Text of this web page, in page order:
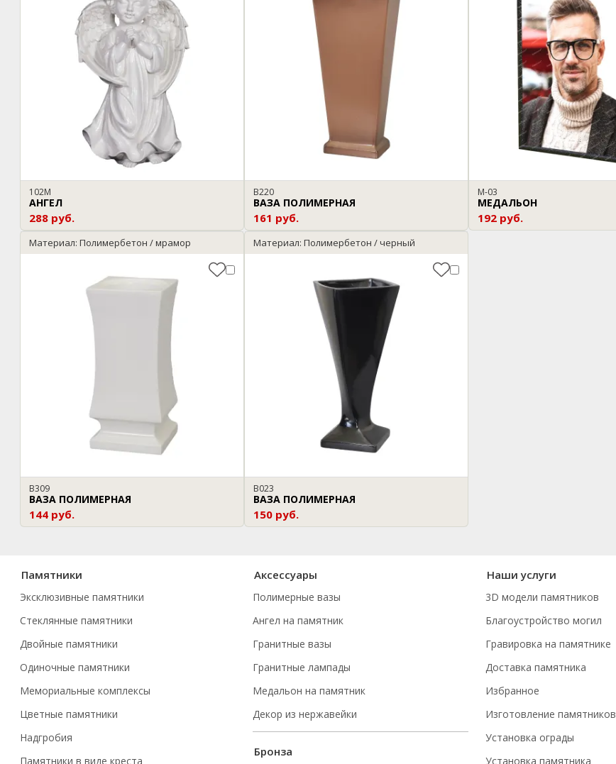
102М
АНГЕЛ
288 руб.
В220
ВАЗА ПОЛИМЕРНАЯ
161 руб.
М-03
МЕДАЛЬОН
192 руб.
Материал: Полимербетон / мрамор
В309
ВАЗА ПОЛИМЕРНАЯ
144 руб.
Материал: Полимербетон / черный
В023
ВАЗА ПОЛИМЕРНАЯ
150 руб.
Памятники
Эксклюзивные памятники
Стеклянные памятники
Двойные памятники
Одиночные памятники
Мемориальные комплексы
Цветные памятники
Надгробия
Памятники в виде креста
Аксессуары
Полимерные вазы
Ангел на памятник
Гранитные вазы
Гранитные лампады
Медальон на памятник
Декор из нержавейки
Бронза
Наши услуги
3D модели памятников
Благоустройство могил
Гравировка на памятнике
Доставка памятника
Избранное
Изготовление памятников
Установка ограды
Установка памятника